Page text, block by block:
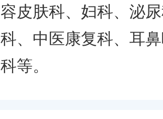
容皮肤科、妇科、泌
科、中医康复科、耳
科等。